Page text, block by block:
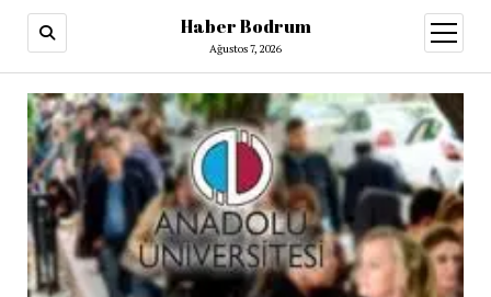
Haber Bodrum
Ağustos 7, 2026
aç